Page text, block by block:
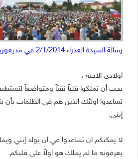
رسالة السيدة العذراء 2/1/2014 في مديغورييه
اولادي الاحبة ،
يجب أن تملكوا قلباً نقيّاً ومتواضعاً
تساعدوا اولئك الذين هم في الظلمات بأن
إبني.
لا يمكنكم ان تساعدوا في ان يولد إبني
يعرفونه ما لم يملك هو اولاً على قلبكم.